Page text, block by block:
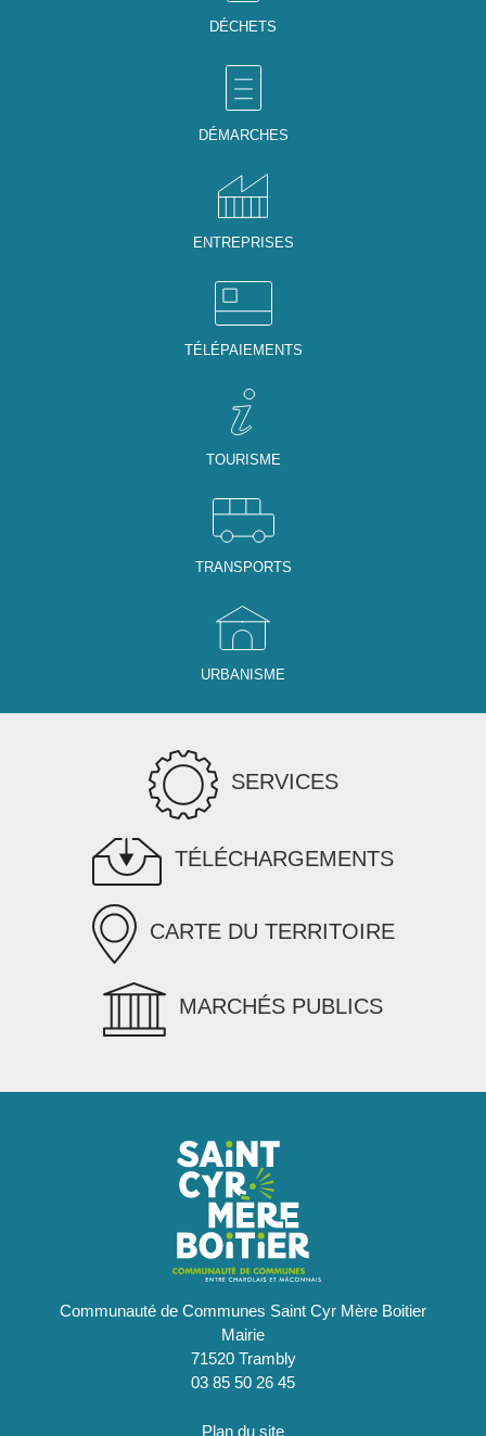
DÉCHETS
DÉMARCHES
ENTREPRISES
TÉLÉPAIEMENTS
TOURISME
TRANSPORTS
URBANISME
SERVICES
TÉLÉCHARGEMENTS
CARTE DU TERRITOIRE
MARCHÉS PUBLICS
Communauté de Communes Saint Cyr Mère Boitier
Mairie
71520 Trambly
03 85 50 26 45
Plan du site